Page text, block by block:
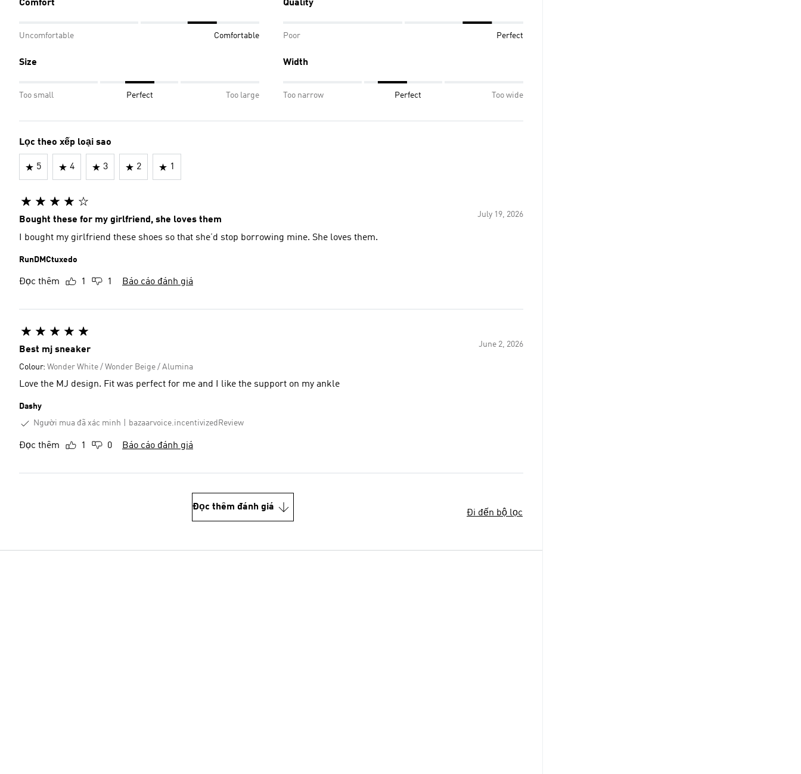
Comfort
Uncomfortable Comfortable
Quality
Poor Perfect
Size
Too small Perfect Too large
Width
Too narrow Perfect Too wide
Lọc theo xếp loại sao
5 4 3 2 1
July 19, 2026
Bought these for my girlfriend, she loves them
I bought my girlfriend these shoes so that she’d stop borrowing mine. She loves them.
RunDMCtuxedo
Đọc thêm 1 1 Báo cáo đánh giá
June 2, 2026
Best mj sneaker
Colour: Wonder White / Wonder Beige / Alumina
Love the MJ design. Fit was perfect for me and I like the support on my ankle
Dashy
Người mua đã xác minh
bazaarvoice.incentivizedReview
Đọc thêm 1 0 Báo cáo đánh giá
Đọc thêm đánh giá
Đi đến bộ lọc